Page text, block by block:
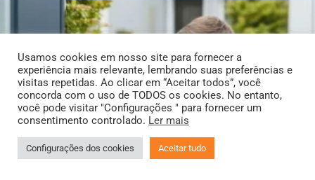
Usamos cookies em nosso site para fornecer a
experiência mais relevante, lembrando suas preferências e
visitas repetidas. Ao clicar em “Aceitar todos”, você
concorda com o uso de TODOS os cookies. No entanto,
você pode visitar "Configurações " para fornecer um
consentimento controlado. Ler mais
Configurações dos cookies Aceitar tudo